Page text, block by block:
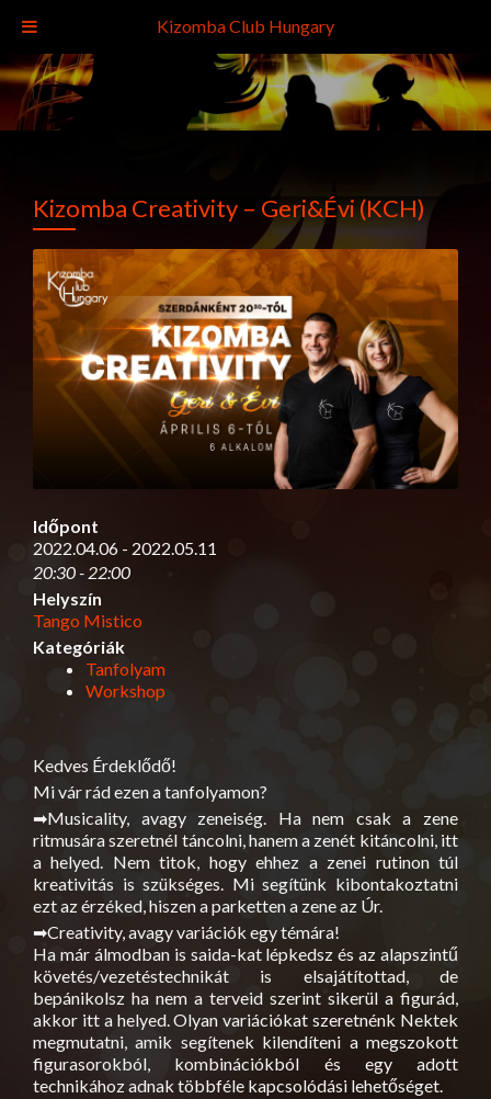
Kizomba Creativity – Geri&Évi (KCH)
Időpont
2022.04.06 - 2022.05.11
20:30 - 22:00
Helyszín
Tango Mistico
Kategóriák
Tanfolyam
Workshop
Kedves Érdeklődő!
Mi vár rád ezen a tanfolyamon?
➡Musicality, avagy zeneiség. Ha nem csak a zene
ritmusára szeretnél táncolni, hanem a zenét kitáncolni, itt
a helyed. Nem titok, hogy ehhez a zenei rutinon túl
kreativitás is szükséges. Mi segítünk kibontakoztatni
ezt az érzéked, hiszen a parketten a zene az Úr.
➡Creativity, avagy variációk egy témára!
Ha már álmodban is saida-kat lépkedsz és az alapszintű
követés/vezetéstechnikát is elsajátítottad, de
bepánikolsz ha nem a terveid szerint sikerül a figurád,
akkor itt a helyed. Olyan variációkat szeretnénk Nektek
megmutatni, amik segítenek kilendíteni a megszokott
figurasorokból, kombinációkból és egy adott
technikához adnak többféle kapcsolódási lehetőséget.
Kizomba Club Hungary